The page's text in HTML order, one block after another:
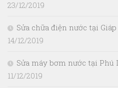
23/12/2019
Sửa chữa điện nước tại Giáp
14/12/2019
Sửa máy bơm nước tại Phú
11/12/2019